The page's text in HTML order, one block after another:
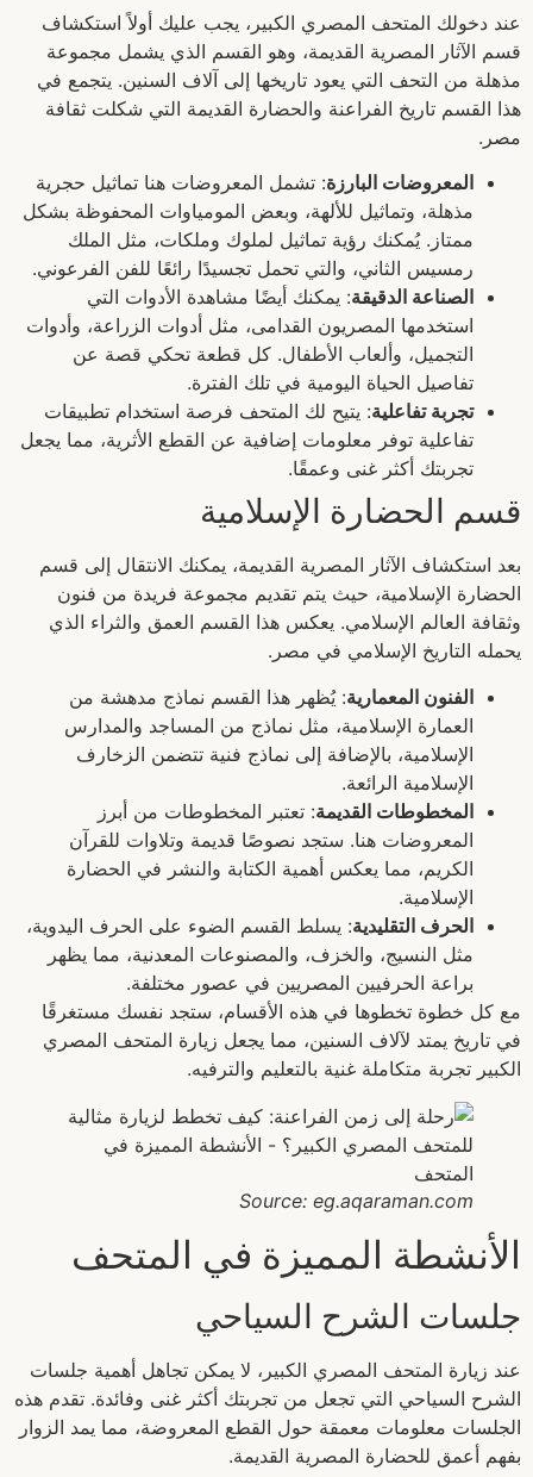
عند دخولك المتحف المصري الكبير، يجب عليك أولاً استكشاف
قسم الآثار المصرية القديمة، وهو القسم الذي يشمل مجموعة
مذهلة من التحف التي يعود تاريخها إلى آلاف السنين. يتجمع في
هذا القسم تاريخ الفراعنة والحضارة القديمة التي شكلت ثقافة
مصر.
المعروضات البارزة: تشمل المعروضات هنا تماثيل حجرية
مذهلة، وتماثيل للألهة، وبعض المومياوات المحفوظة بشكل
ممتاز. يُمكنك رؤية تماثيل لملوك وملكات، مثل الملك
رمسيس الثاني، والتي تحمل تجسيدًا رائعًا للفن الفرعوني.
الصناعة الدقيقة: يمكنك أيضًا مشاهدة الأدوات التي
استخدمها المصريون القدامى، مثل أدوات الزراعة، وأدوات
التجميل، وألعاب الأطفال. كل قطعة تحكي قصة عن
تفاصيل الحياة اليومية في تلك الفترة.
تجربة تفاعلية: يتيح لك المتحف فرصة استخدام تطبيقات
تفاعلية توفر معلومات إضافية عن القطع الأثرية، مما يجعل
تجربتك أكثر غنى وعمقًا.
قسم الحضارة الإسلامية
بعد استكشاف الآثار المصرية القديمة، يمكنك الانتقال إلى قسم
الحضارة الإسلامية، حيث يتم تقديم مجموعة فريدة من فنون
وثقافة العالم الإسلامي. يعكس هذا القسم العمق والثراء الذي
يحمله التاريخ الإسلامي في مصر.
الفنون المعمارية: يُظهر هذا القسم نماذج مدهشة من
العمارة الإسلامية، مثل نماذج من المساجد والمدارس
الإسلامية، بالإضافة إلى نماذج فنية تتضمن الزخارف
الإسلامية الرائعة.
المخطوطات القديمة: تعتبر المخطوطات من أبرز
المعروضات هنا. ستجد نصوصًا قديمة وتلاوات للقرآن
الكريم، مما يعكس أهمية الكتابة والنشر في الحضارة
الإسلامية.
الحرف التقليدية: يسلط القسم الضوء على الحرف اليدوية،
مثل النسيج، والخزف، والمصنوعات المعدنية، مما يظهر
براعة الحرفيين المصريين في عصور مختلفة.
مع كل خطوة تخطوها في هذه الأقسام، ستجد نفسك مستغرقًا
في تاريخ يمتد لآلاف السنين، مما يجعل زيارة المتحف المصري
الكبير تجربة متكاملة غنية بالتعليم والترفيه.
Source: eg.aqaraman.com
الأنشطة المميزة في المتحف
جلسات الشرح السياحي
عند زيارة المتحف المصري الكبير، لا يمكن تجاهل أهمية جلسات
الشرح السياحي التي تجعل من تجربتك أكثر غنى وفائدة. تقدم هذه
الجلسات معلومات معمقة حول القطع المعروضة، مما يمد الزوار
بفهم أعمق للحضارة المصرية القديمة.